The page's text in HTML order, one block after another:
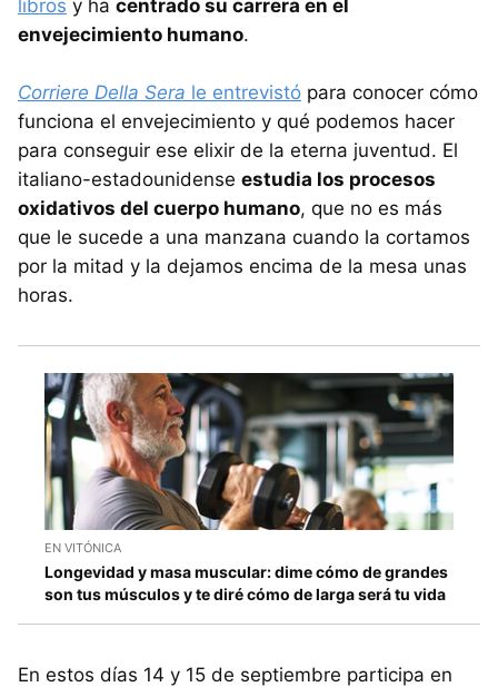
libros y ha centrado su carrera en el
envejecimiento humano.
Corriere Della Sera le entrevistó para conocer cómo
funciona el envejecimiento y qué podemos hacer
para conseguir ese elixir de la eterna juventud. El
italiano-estadounidense estudia los procesos
oxidativos del cuerpo humano, que no es más
que le sucede a una manzana cuando la cortamos
por la mitad y la dejamos encima de la mesa unas
horas.
EN VITÓNICA
Longevidad y masa muscular: dime cómo de grandes
son tus músculos y te diré cómo de larga será tu vida
En estos días 14 y 15 de septiembre participa en